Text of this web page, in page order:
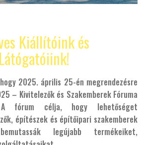
Kiállítóink és
Látógatóiink!
2025. április 25-én megrendezésre
– Kivitelezők és Szakemberek Fóruma
A fórum célja, hogy lehetőséget
építészek és építőipari szakemberek
legújabb termékeiket,